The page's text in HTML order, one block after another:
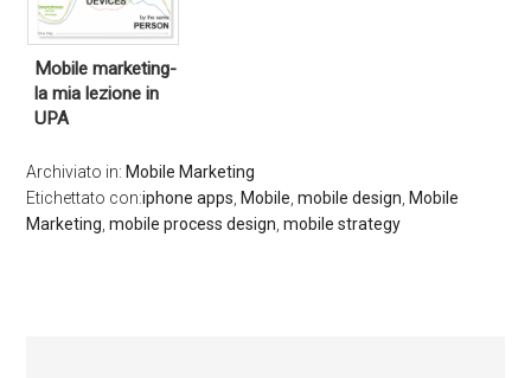
Mobile marketing-
la mia lezione in
UPA
Archiviato in: Mobile Marketing
Etichettato con:iphone apps Mobile ,mobile design Mobile
Marketing ,mobile process design ,mobile strategy